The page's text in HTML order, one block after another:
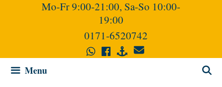
Mo-Fr 9:00-21:00, Sa-So 10:00-
19:00
0171-6520742
Menu